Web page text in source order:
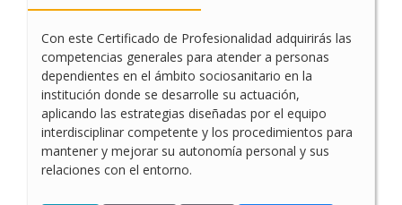
Con este Certificado de Profesionalidad adquirirás las
competencias generales para atender a personas
dependientes en el ámbito sociosanitario en la
institución donde se desarrolle su actuación,
aplicando las estrategias diseñadas por el equipo
interdisciplinar competente y los procedimientos para
mantener y mejorar su autonomía personal y sus
relaciones con el entorno.